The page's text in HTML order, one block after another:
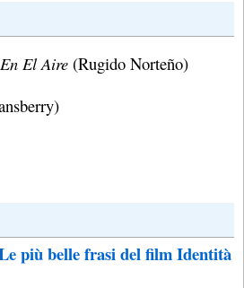
El Aire (Rugido Norteño)
più belle frasi del film Identità